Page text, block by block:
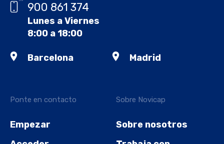
Ponte en contacto
Empezar
Sobre Novicap
Sobre nosotros
900 861 374
Lunes a Viernes
8:00 a 18:00
Barcelona Madrid